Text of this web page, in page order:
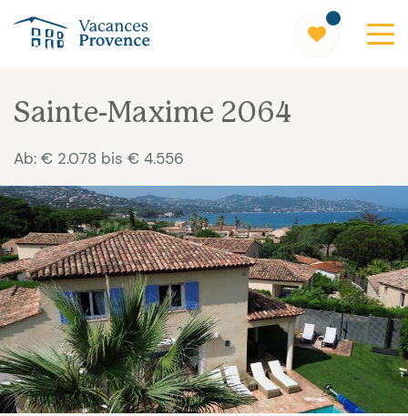
Sainte-Maxime 2064
Ab: € 2.078 bis € 4.556